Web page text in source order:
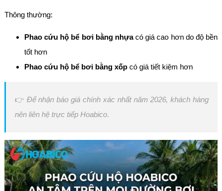
Thông thường:
Phao cứu hộ bể bơi bằng nhựacó giá cao hơn do độ bền
tốt hơn
Phao cứu hộ bể bơi bằng xốpcó giá tiết kiệm hơn
👉 Để nhận báo giá chính xác nhất năm 2026, khách hàng
nên liên hệ trực tiếp Hoabico.